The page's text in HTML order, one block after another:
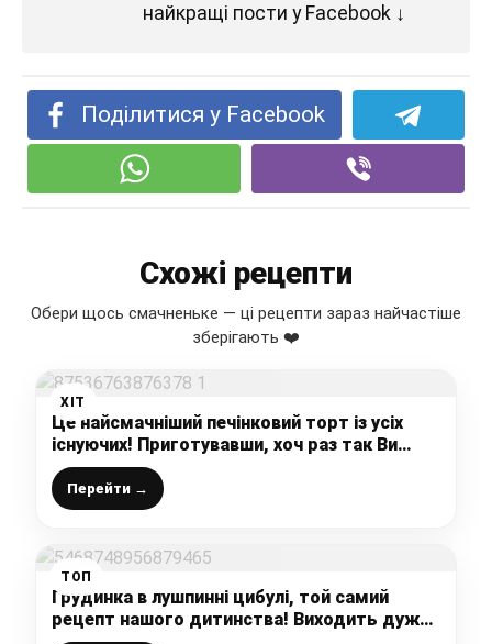
найкращі пости у Facebook ↓
Поділитися у Facebook
Схожі рецепти
Обери щось смачненьке — ці рецепти зараз найчастіше
зберігають ❤️
ХІТ
Це найсмачніший печінковий торт із усіх
існуючих! Приготувавши, хоч раз так Ви
забудете за інші рецепти!
Перейти →
ТОП
Грудинка в лушпинні цибулі, той самий
рецепт нашого дитинства! Виходить дуже